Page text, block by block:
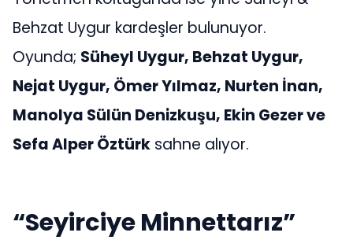
Behzat Uygur kardeşler bulunuyor.
Oyunda; Süheyl Uygur, Behzat Uygur,
Nejat Uygur, Ömer Yılmaz, Nurten İnan,
Manolya Sülün Denizkuşu, Ekin Gezer ve
Sefa Alper Öztürk sahne alıyor.
“Seyirciye Minnettarız”